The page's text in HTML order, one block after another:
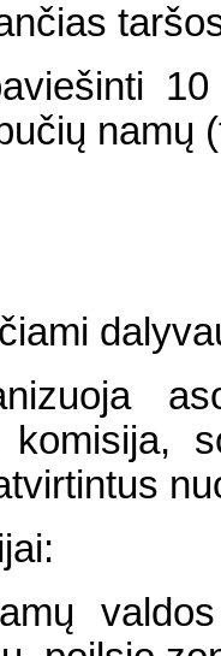
namų
komisija,